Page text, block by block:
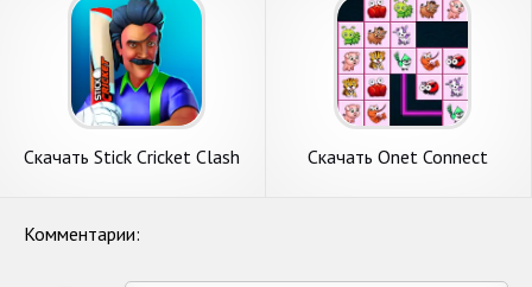
Скачать Stick Cricket Clash
Скачать Onet Connect
Комментарии: